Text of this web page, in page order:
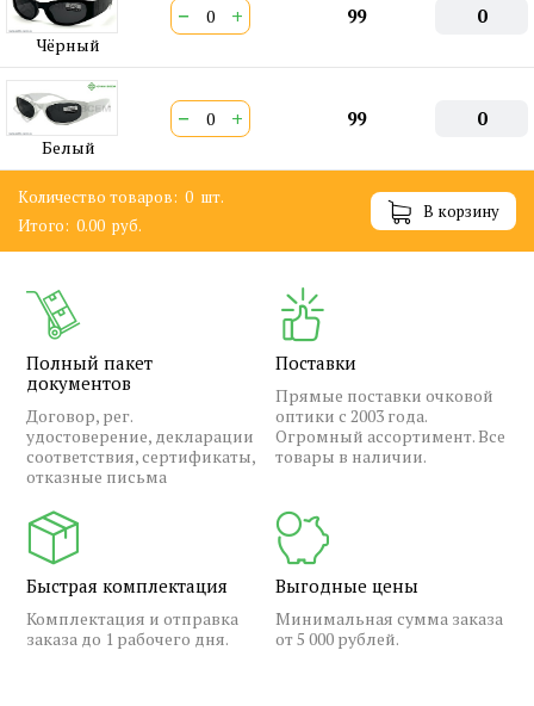
Чёрный
− + 99 0
Белый
− + 99 0
Количество товаров: 0 шт.
Итого: 0.00 руб.
В корзину
Полный пакет
документов
Договор, рег.
удостоверение, декларации
соответствия, сертификаты,
отказные письма
Поставки
Прямые поставки очковой
оптики с 2003 года.
Огромный ассортимент. Все
товары в наличии.
Быстрая комплектация
Комплектация и отправка
заказа до 1 рабочего дня.
Выгодные цены
Минимальная сумма заказа
от 5 000 рублей.